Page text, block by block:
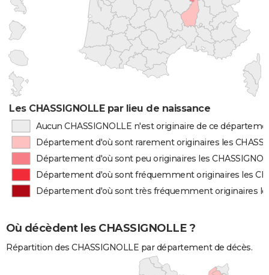
Les CHASSIGNOLLE par lieu de naissance
Aucun CHASSIGNOLLE n'est originaire de ce
Département d'où sont rarement originaires les
Département d'où sont peu originaires les
Département d'où sont fréquemment originaires les
Département d'où sont très fréquemment originaires
Où décèdent les CHASSIGNOLLE ?
Répartition des CHASSIGNOLLE par département de décès.